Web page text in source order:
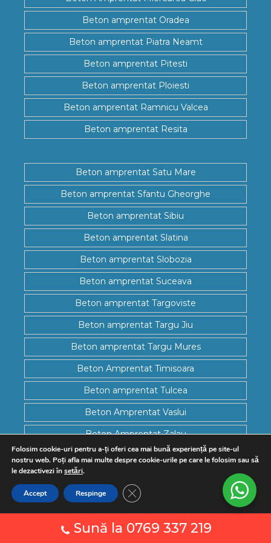
Beton amprentat Oradea
Beton amprentat Piatra Neamt
Beton amprentat Pitesti
Beton amprentat Ploiesti
Beton amprentat Ramnicu Valcea
Beton amprentat Resita
Beton amprentat Satu Mare
Beton amprentat Sfantu Gheorghe
Beton amprentat Sibiu
Beton amprentat Slatina
Beton amprentat Slobozia
Beton amprentat Suceava
Beton amprentat Targoviste
Beton amprentat Targu Jiu
Beton amprentat Targu Mures
Beton Amprentat Timisoara
Beton amprentat Tulcea
Beton Amprentat Vaslui
Beton Amprentat Zalau
© Copyright 2026Beton-Amprentat.net| Toate drepturile
rezervate. |Politică privind fișierele cookies
Politică de
Copierea textelor si a pozelor de pe acest site este strict interzisa
si se face DOAR cu acordul in scris al proprietarului!
Sună la 0769 337 219
Folosim cookie-uri pentru a-ți oferi cea mai bună experiență pe site-ul
nostru web. Poți afla mai multe despre cookie-urile pe care le folosim sau să
le dezactivezi însetări.
Accept Respinge Close GDPR Cookie Banner